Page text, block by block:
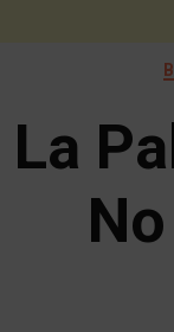
La